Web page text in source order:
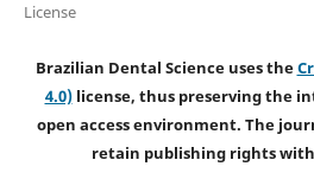
License
Brazilian Dental Science uses the
4.0)license, thus preserving the
open access environment. The
retain publishing rights